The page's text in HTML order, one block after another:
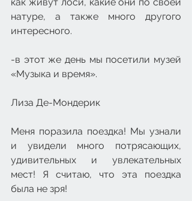
натуре, а также много другого
интересного.
-в этот же день мы посетили музей
«Музыка и время».
Лиза Де-Мондерик
Меня поразила поездка! Мы узнали
и увидели много потрясающих,
удивительных и увлекательных
мест! Я считаю, что эта поездка
была не зря!